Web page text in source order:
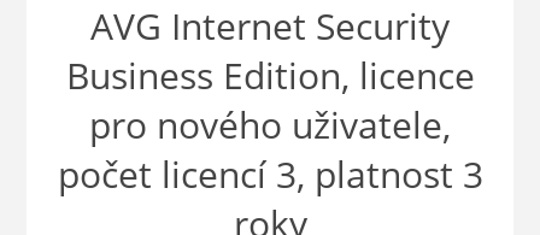
AVG Internet Security
Business Edition, licence
pro nového uživatele,
počet licencí 3, platnost 3
roky